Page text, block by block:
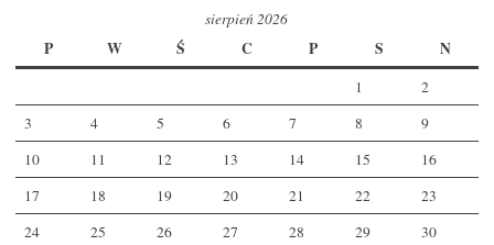
sierpień 2026
P W Ś C P S N
1
2
3
4 5 6 7 8
9
10
11 12 13 14 15
16
17
18 19 20 21 22
23
24
25 26 27 28 29 30